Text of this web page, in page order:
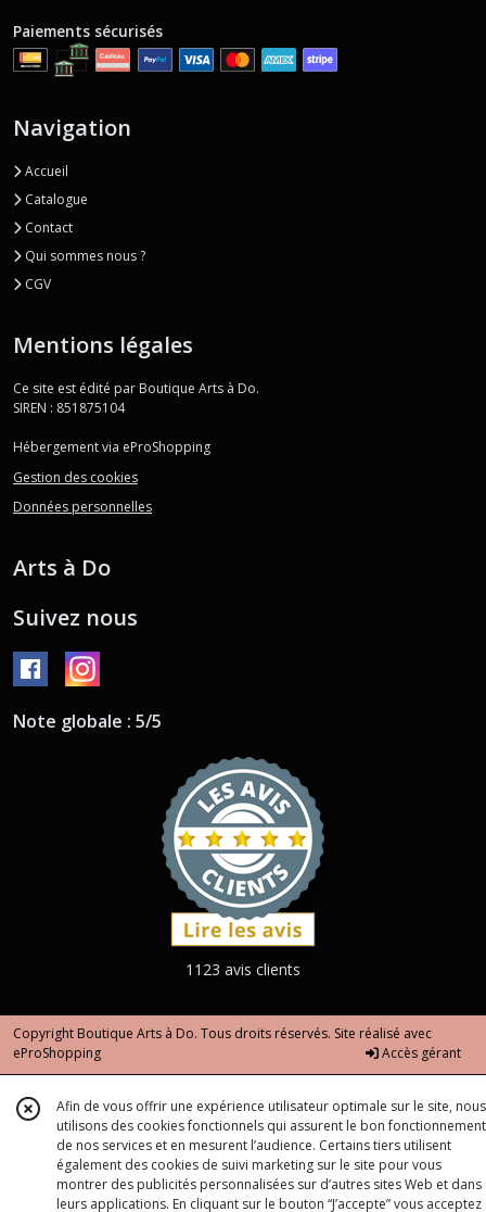
Paiements sécurisés
Navigation
Accueil
Catalogue
Contact
Qui sommes nous ?
CGV
Mentions légales
Ce site est édité par Boutique Arts à Do.
SIREN : 851875104
Hébergement via eProShopping
Gestion des cookies
Données personnelles
Arts à Do
Suivez nous
Note globale : 5/5
1123 avis clients
Copyright Boutique Arts à Do. Tous droits réservés. Site réalisé avec
eProShopping
Accès gérant
Afin de vous offrir une expérience utilisateur optimale sur le site, nous
utilisons des cookies fonctionnels qui assurent le bon fonctionnement
de nos services et en mesurent l’audience. Certains tiers utilisent
également des cookies de suivi marketing sur le site pour vous
montrer des publicités personnalisées sur d’autres sites Web et dans
leurs applications. En cliquant sur le bouton “J’accepte” vous acceptez